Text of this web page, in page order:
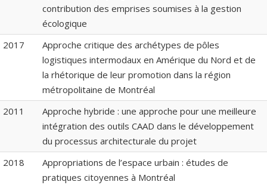
contribution des emprises soumises à la gestion
écologique
2017
Approche critique des archétypes de pôles
logistiques intermodaux en Amérique du Nord et de
la rhétorique de leur promotion dans la région
métropolitaine de Montréal
2011
Approche hybride : une approche pour une meilleure
intégration des outils CAAD dans le développement
du processus architecturale du projet
2018
Appropriations de l’espace urbain : études de
pratiques citoyennes à Montréal